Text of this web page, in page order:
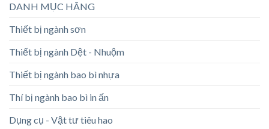
DANH MỤC HÃNG
Thiết bị ngành sơn
Thiết bị ngành Dệt - Nhuộm
Thiết bị ngành bao bì nhựa
Thí bị ngành bao bì in ấn
Dụng cụ - Vật tư tiêu hao